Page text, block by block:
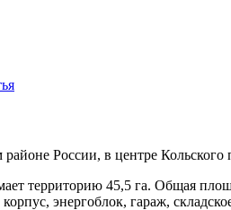
России, в центре Кольского
территорию 45,5 га. Общая
энергоблок, гараж,